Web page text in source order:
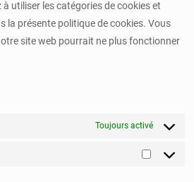
utiliser les catégories de cookies et
la présente politique de cookies. Vous
site web pourrait ne plus fonctionner
Toujours activé
Marketing